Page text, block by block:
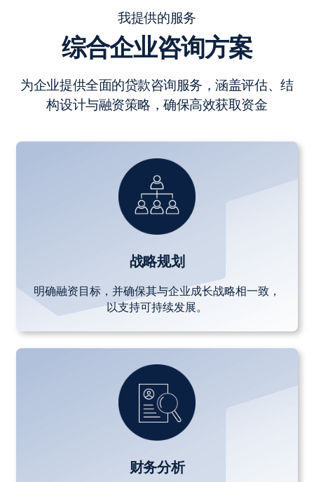
我提供的服务
综合企业咨询方案
为企业提供全面的贷款咨询服务，涵盖评估、结
构设计与融资策略，确保高效获取资金
战略规划
明确融资目标，并确保其与企业成长战略相一致，
以支持可持续发展。
财务分析